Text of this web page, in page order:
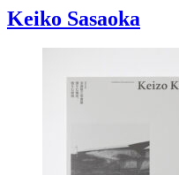
Keiko Sasaoka